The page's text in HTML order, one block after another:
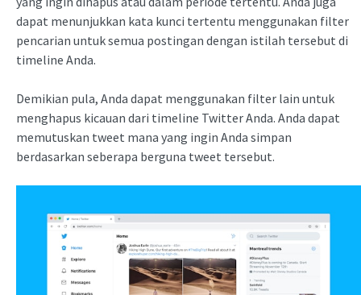
dapat menunjukkan kata kunci tertentu menggunakan filter
pencarian untuk semua postingan dengan istilah tersebut di
timeline Anda.
Demikian pula, Anda dapat menggunakan filter lain untuk
menghapus kicauan dari timeline Twitter Anda. Anda dapat
memutuskan tweet mana yang ingin Anda simpan
berdasarkan seberapa berguna tweet tersebut.